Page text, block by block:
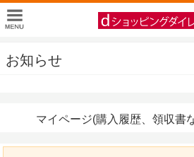
お知らせ
マイページ(購入履歴、領収書